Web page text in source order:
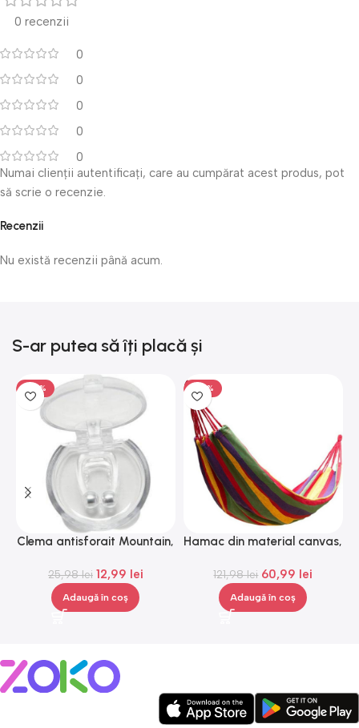
0 recenzii
0
0
0
0
0
Recenzii
Nu există recenzii până acum.
Numai clienții autentificați, care au cumpărat acest produs, pot
să scrie o recenzie.
S-ar putea să îți placă și
-50%
Clema antisforait Mountain,
25,98lei 12,99 lei
Adaugă în coș
-50%
Hamac din material canvas,
121,98lei 60,99 lei
Adaugă în coș